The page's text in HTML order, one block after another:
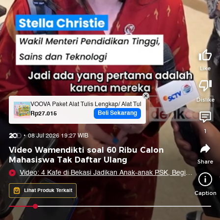
Like
Dislike
1
Share
Caption
VOOVA Paket Alat Tulis Lengkap/ Alat Tulis Lucu/ Paket ATK
Rp27.015 Beli Sekarang
08 Jul 2026 19:27 WIB
Video Wamendikti soal 60 Ribu Calon
Mahasiswa Tak Daftar Ulang
Video: 4 Kafe di Bekasi Jadikan Anak-anak PSK, Begini
Modusnya...
Lihat Produk Terkait
Share to
Facebook Whatsapp Telegram
Copy Link Copy Embed
Copy Embed &
Caption
Suka video ini?
Login untuk menyampaikan pendapat.
Masuk
Tidak suka video ini?
Login untuk menyampaikan pendapat.
Masuk